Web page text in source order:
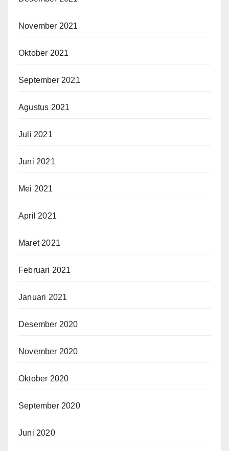
November 2021
Oktober 2021
September 2021
Agustus 2021
Juli 2021
Juni 2021
Mei 2021
April 2021
Maret 2021
Februari 2021
Januari 2021
Desember 2020
November 2020
Oktober 2020
September 2020
Juni 2020